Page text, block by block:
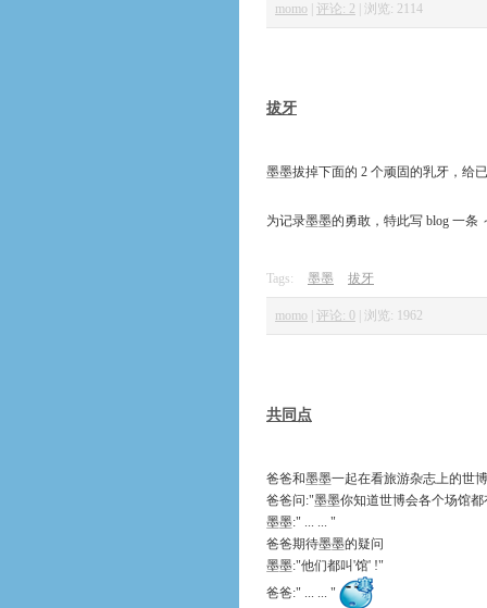
momo 评论: 2 浏览: 2114
拔牙
墨墨拔掉下面的 2 个顽固的乳牙，给
为记录墨墨的勇敢，特此写 blog 一条
Tags: 墨墨 拔牙
momo 评论: 0 浏览: 1962
共同点
爸爸和墨墨一起在看旅游杂志上的世
爸爸问:"墨墨你知道世博会各个场馆
墨墨:" ... ... "
爸爸期待墨墨的疑问
墨墨:"他们都叫'馆' !"
爸爸:" ... ... "